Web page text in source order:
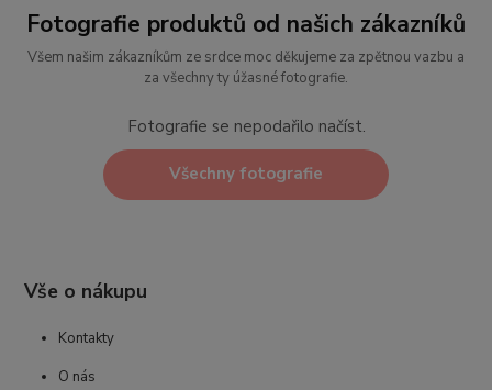
Fotografie produktů od našich zákazníků
Všem našim zákazníkům ze srdce moc děkujeme za zpětnou vazbu a
za všechny ty úžasné fotografie.
Fotografie se nepodařilo načíst.
Všechny fotografie
Vše o nákupu
Kontakty
O nás